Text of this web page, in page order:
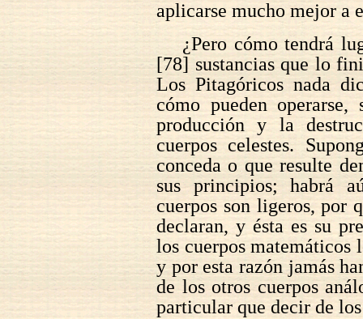
aplicarse mucho mejor a
¿Pero cómo tendrá
[78] sustancias que lo
Los Pitagóricos nada
cómo pueden
producción y la
cuerpos celestes.
conceda o que resulte
sus principios; habrá
cuerpos son ligeros, por
declaran, y ésta es su
los cuerpos matemáticos
y por esta razón jamás
de los otros cuerpos
particular que decir de los